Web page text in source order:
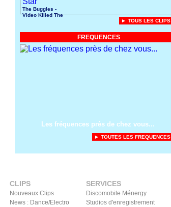
The Buggles -
Video Killed The
► TOUS LES CLIPS
FREQUENCES
Les fréquences près de chez vous...
► TOUTES LES FREQUENCES
CLIPS
Nouveaux Clips
News : Dance/Electro
SERVICES
Discomobile Ménergy
Studios d'enregistrement